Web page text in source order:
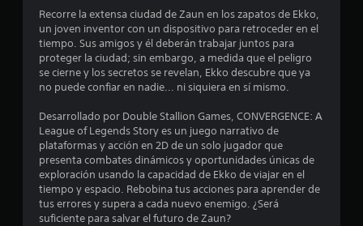
d
o
:
.
5
Recorre la extensa ciudad de Zaun en los zapatos de Ekko,
un joven inventor con un dispositivo para retroceder en el
tiempo. Sus amigos y él deberán trabajar juntos para
proteger la ciudad; sin embargo, a medida que el peligro
se cierne y los secretos se revelan, Ekko descubre que ya
no puede confiar en nadie... ni siquiera en sí mismo.
Desarrollado por Double Stallion Games, CONVERGENCE: A
League of Legends Story es un juego narrativo de
plataformas y acción en 2D de un solo jugador que
presenta combates dinámicos y oportunidades únicas de
exploración usando la capacidad de Ekko de viajar en el
tiempo y espacio. Rebobina tus acciones para aprender de
tus errores y supera a cada nuevo enemigo. ¿Será
suficiente para salvar el futuro de Zaun?